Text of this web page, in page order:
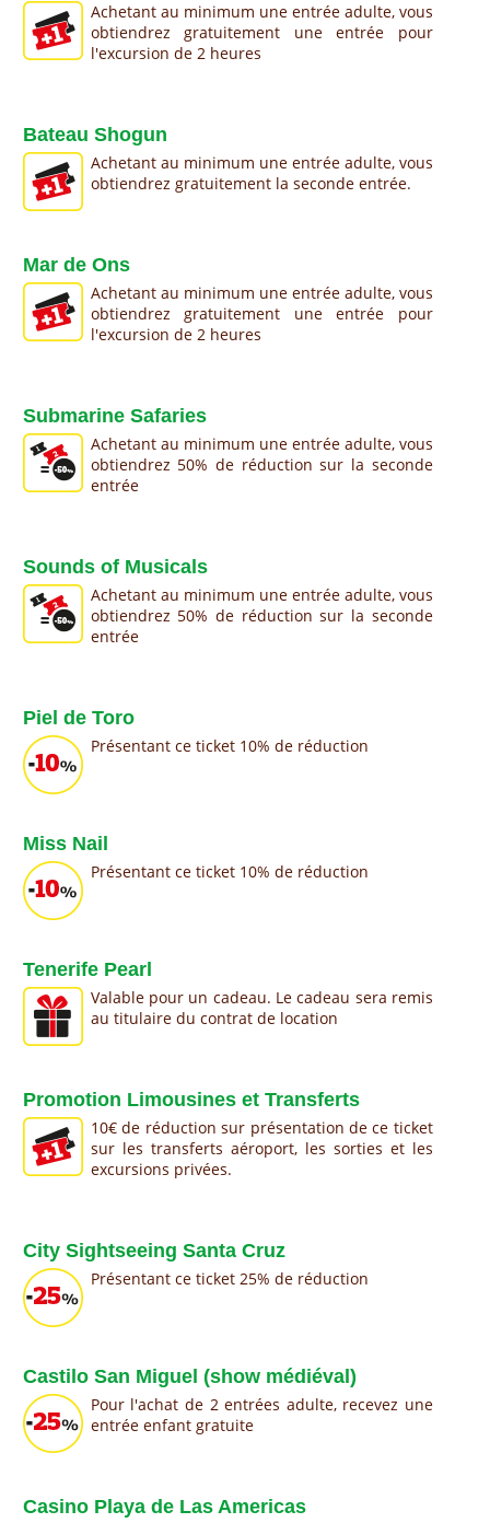
Achetant au minimum une entrée adulte, vous
obtiendrez gratuitement une entrée pour
l'excursion de 2 heures
Bateau Shogun
Achetant au minimum une entrée adulte, vous
obtiendrez gratuitement la seconde entrée.
Mar de Ons
Achetant au minimum une entrée adulte, vous
obtiendrez gratuitement une entrée pour
l'excursion de 2 heures
Submarine Safaries
Achetant au minimum une entrée adulte, vous
obtiendrez 50% de réduction sur la seconde
entrée
Sounds of Musicals
Achetant au minimum une entrée adulte, vous
obtiendrez 50% de réduction sur la seconde
entrée
Piel de Toro
Présentant ce ticket 10% de réduction
Miss Nail
Présentant ce ticket 10% de réduction
Tenerife Pearl
Valable pour un cadeau. Le cadeau sera remis
au titulaire du contrat de location
Promotion Limousines et Transferts
10€ de réduction sur présentation de ce ticket
sur les transferts aéroport, les sorties et les
excursions privées.
City Sightseeing Santa Cruz
Présentant ce ticket 25% de réduction
Castilo San Miguel (show médiéval)
Pour l'achat de 2 entrées adulte, recevez une
entrée enfant gratuite
Casino Playa de Las Americas